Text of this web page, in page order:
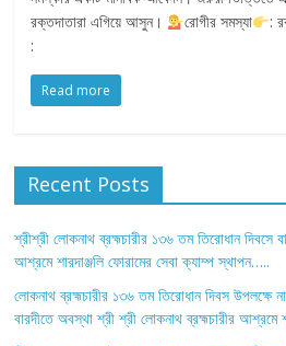
রক্তদাতারা এগিয়ে আসুন।
রোগীর সমস্যা :
:
Read more
Recent Posts
শ্রীশ্রী লোকনাথ ব্রহ্মচারীর ১৩৬ তম তিরোধান দিবসে
আশ্রমে শারদাঞ্জলি ফোরামের সেবা ক্যাম্প স্থাপন…..
লোকনাথ ব্রহ্মচারীর ১৩৬ তম তিরোধান দিবস উপলক্ষে
বারদীতে অবস্থা শ্রী শ্রী লোকনাথ ব্রহ্মচারীর আশ্রমে